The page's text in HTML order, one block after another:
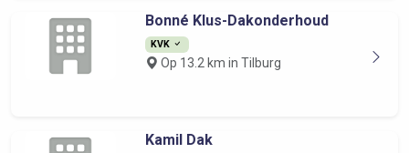
Bonné Klus-Dakonderhoud
KVK
Op 13.2 km in Tilburg
Kamil Dak